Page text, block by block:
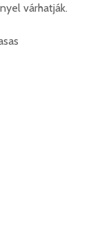
várhatják.